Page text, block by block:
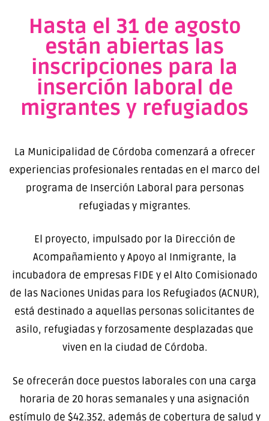
Hasta el 31 de agosto
están abiertas las
inscripciones para la
inserción laboral de
migrantes y refugiados
La Municipalidad de Córdoba comenzará a ofrecer
experiencias profesionales rentadas en el marco del
programa de Inserción Laboral para personas
refugiadas y migrantes.
El proyecto, impulsado por la Dirección de
Acompañamiento y Apoyo al Inmigrante, la
incubadora de empresas FIDE y el Alto Comisionado
de las Naciones Unidas para los Refugiados (ACNUR),
está destinado a aquellas personas solicitantes de
asilo, refugiadas y forzosamente desplazadas que
viven en la ciudad de Córdoba.
Se ofrecerán doce puestos laborales con una carga
horaria de 20 horas semanales y una asignación
estímulo de $42.352, además de cobertura de salud y